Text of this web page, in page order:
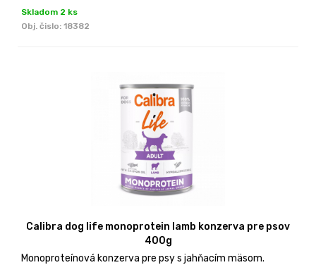
Skladom 2 ks
Obj. čislo: 18382
Calibra dog life monoprotein lamb konzerva pre psov
400g
Monoproteínová konzerva pre psy s jahňacím mäsom.